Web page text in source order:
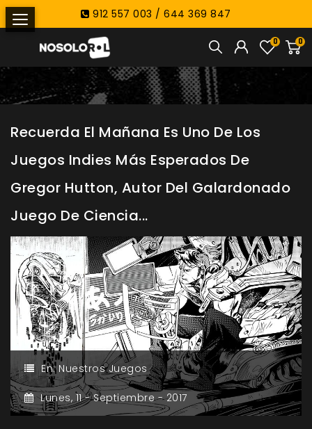
912 557 003 / 644 369 847
0
0
Recuerda El Mañana Es Uno De Los
Juegos Indies Más Esperados De
Gregor Hutton, Autor Del Galardonado
Juego De Ciencia...
En: Nuestros Juegos
Lunes,11 -Septiembre -2017